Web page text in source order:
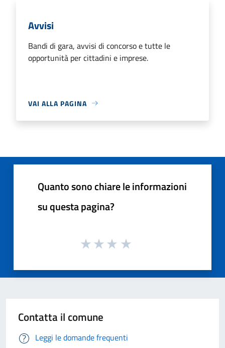
Avvisi
Bandi di gara, avvisi di concorso e tutte le
opportunità per cittadini e imprese.
VAI ALLA PAGINA
Quanto sono chiare le informazioni
su questa pagina?
Contatta il comune
Leggi le domande frequenti